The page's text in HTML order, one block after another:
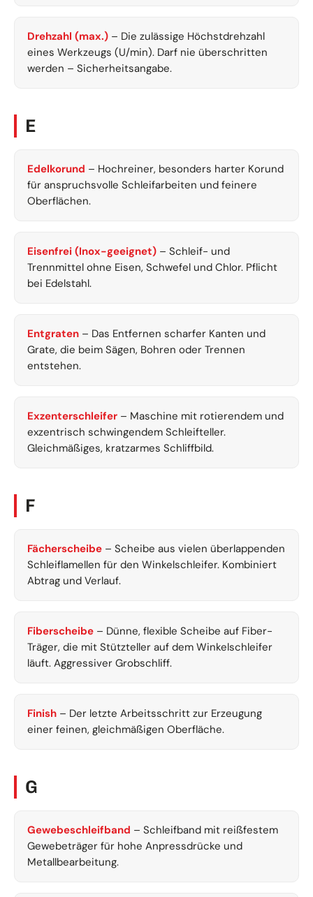
Drehzahl (max.) – Die zulässige Höchstdrehzahl
eines Werkzeugs (U/min). Darf nie überschritten
werden – Sicherheitsangabe.
E
Edelkorund – Hochreiner, besonders harter Korund
für anspruchsvolle Schleifarbeiten und feinere
Oberflächen.
Eisenfrei (Inox-geeignet) – Schleif- und
Trennmittel ohne Eisen, Schwefel und Chlor. Pflicht
bei Edelstahl.
Entgraten – Das Entfernen scharfer Kanten und
Grate, die beim Sägen, Bohren oder Trennen
entstehen.
Exzenterschleifer – Maschine mit rotierendem und
exzentrisch schwingendem Schleifteller.
Gleichmäßiges, kratzarmes Schliffbild.
F
Fächerscheibe – Scheibe aus vielen überlappenden
Schleiflamellen für den Winkelschleifer. Kombiniert
Abtrag und Verlauf.
Fiberscheibe – Dünne, flexible Scheibe auf Fiber-
Träger, die mit Stützteller auf dem Winkelschleifer
läuft. Aggressiver Grobschliff.
Finish – Der letzte Arbeitsschritt zur Erzeugung
einer feinen, gleichmäßigen Oberfläche.
G
Gewebeschleifband – Schleifband mit reißfestem
Gewebeträger für hohe Anpressdrücke und
Metallbearbeitung.